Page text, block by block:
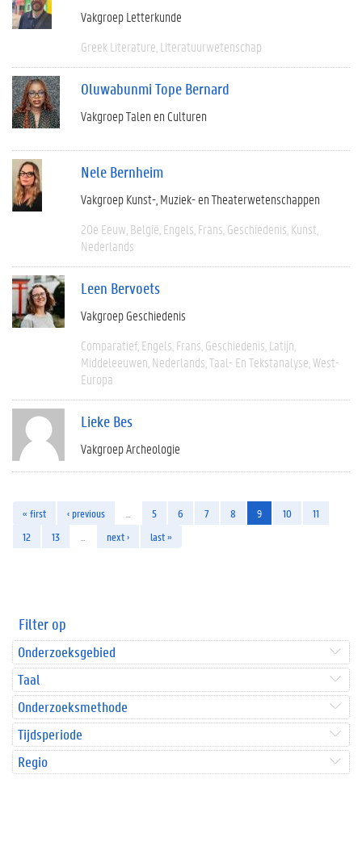
Vakgroep Letterkunde
Greek Literature Literatuurwetenschap
Oluwabunmi Tope Bernard
Vakgroep Talen en Culturen
Nele Bernheim
Vakgroep Kunst-, Muziek- en Theaterwetenschappen
20e Eeuw België Engels Frans Geschiedenis Kunst
Nederlands
Leen Bervoets
Vakgroep Geschiedenis
Comparatief Engels Frans Geschiedenis Latijn
Middeleeuwen Nederlands Taal- En Tekstanalyse West-
Europa
Lieke Bes
Vakgroep Archeologie
« first ‹ previous 5 6 7 8 9 10
11
12
13 next › last »
Filter op
Onderzoeksgebied
Taal
Onderzoeksmethode
Tijdsperiode
Regio